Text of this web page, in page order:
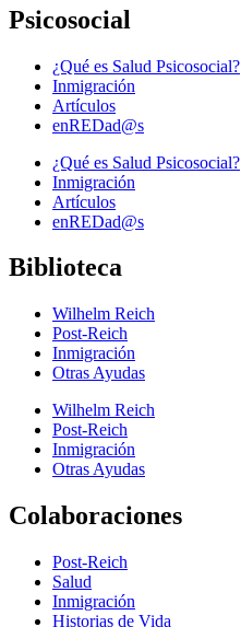
Psicosocial
¿Qué es Salud Psicosocial?
Inmigración
Artículos
enREDad@s
¿Qué es Salud Psicosocial?
Inmigración
Artículos
enREDad@s
Biblioteca
Wilhelm Reich
Post-Reich
Inmigración
Otras Ayudas
Wilhelm Reich
Post-Reich
Inmigración
Otras Ayudas
Colaboraciones
Post-Reich
Salud
Inmigración
Historias de Vida